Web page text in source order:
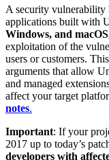
Примеры
Мобильные игры
Создавайте и
Инди-игры
Выпускайте
Запускайте XR-игры
Новости
Новости, истории и
A security vulnerability
applications built with
Windows, and
exploitation of the
users or customers.
arguments that allow
and managed
affect your target
notes.
Important: If your
2017 up to today’s
developers with